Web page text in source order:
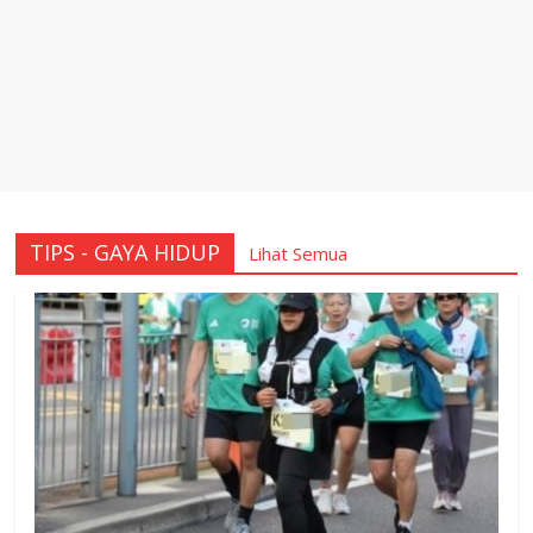
TIPS - GAYA HIDUP Lihat Semua